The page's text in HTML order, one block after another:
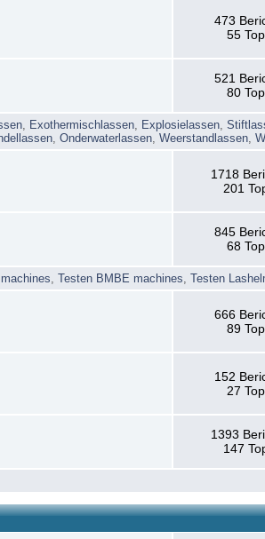
473
55
521
80
Exothermischlassen Explosielassen
Onderwaterlassen Weerstandlassen
1718
201
845
68
Testen BMBE machines Testen
666
89
152
27
1393
147